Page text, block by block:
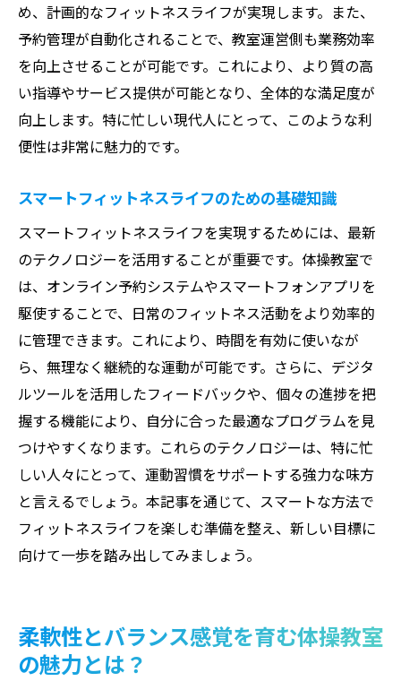
め、計画的なフィットネスライフが実現します。また、
予約管理が自動化されることで、教室運営側も業務効率
を向上させることが可能です。これにより、より質の高
い指導やサービス提供が可能となり、全体的な満足度が
向上します。特に忙しい現代人にとって、このような利
便性は非常に魅力的です。
スマートフィットネスライフのための基礎知識
スマートフィットネスライフを実現するためには、最新
のテクノロジーを活用することが重要です。体操教室で
は、オンライン予約システムやスマートフォンアプリを
駆使することで、日常のフィットネス活動をより効率的
に管理できます。これにより、時間を有効に使いなが
ら、無理なく継続的な運動が可能です。さらに、デジタ
ルツールを活用したフィードバックや、個々の進捗を把
握する機能により、自分に合った最適なプログラムを見
つけやすくなります。これらのテクノロジーは、特に忙
しい人々にとって、運動習慣をサポートする強力な味方
と言えるでしょう。本記事を通じて、スマートな方法で
フィットネスライフを楽しむ準備を整え、新しい目標に
向けて一歩を踏み出してみましょう。
柔軟性とバランス感覚を育む体操教室
の魅力とは？